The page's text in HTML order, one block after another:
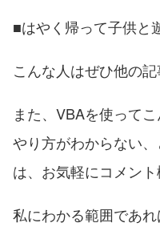
■はやく帰って子供と
こんな人はぜひ他の
また、VBAを使って
やり方がわからない
は、お気軽にコメント
私にわかる範囲であれ